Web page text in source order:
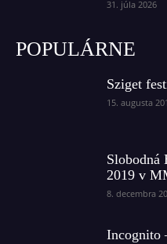
31. júla 2026
POPULÁRNE
Sziget
15. augusta
Slobodná
2019 v
8. decembra
Incognito